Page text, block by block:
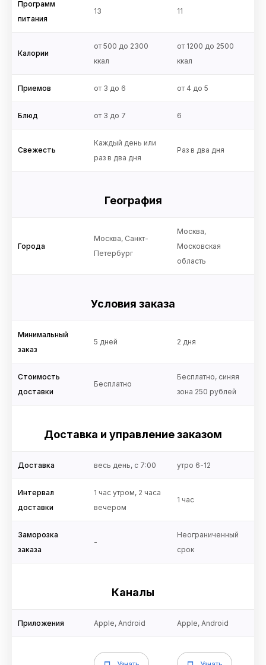
Программ
питания
13 11
Калории
от 500 до 2300
ккал
от 1200 до 2500
ккал
Приемов от 3 до 6 от 4 до 5
Блюд от 3 до 7 6
Свежесть
Каждый день или
раз в два дня
Раз в два дня
География
Города
Москва, Санкт-
Петербург
Москва,
Московская
область
Условия заказа
Минимальный
заказ
5 дней 2 дня
Стоимость
доставки
Бесплатно
Бесплатно, синяя
зона 250 рублей
Доставка и управление заказом
Доставка весь день, с 7:00 утро 6-12
Интервал
доставки
1 час утром, 2 часа
вечером
1 час
Заморозка
заказа
-
Неограниченный
срок
Каналы
Приложения Apple, Android Apple, Android